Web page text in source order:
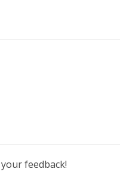
feedback!